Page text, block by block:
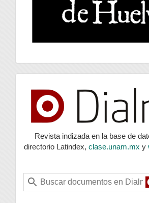
index
Revista indizada en la base de
directorio Latindex, clase.unam.mx y